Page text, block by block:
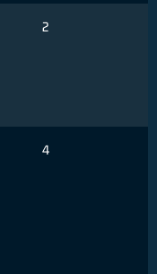
2
4